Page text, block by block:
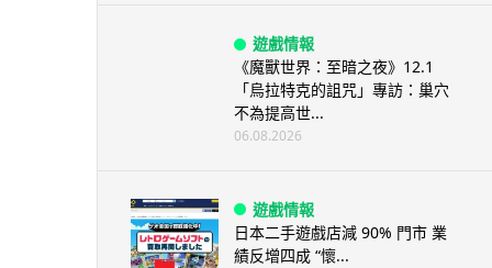
遊戲情報
《魔獸世界：至暗之夜》12.1
「烏拉特克的詛咒」專訪：巢穴
不為提高世...
06.08.2026
遊戲情報
日本二手遊戲店減 90% 門市 業
績反增四成 “懷...